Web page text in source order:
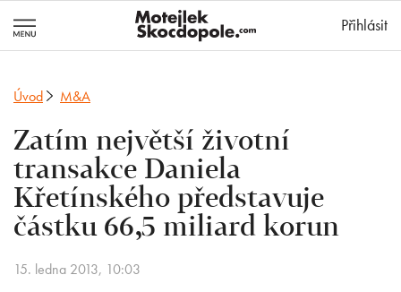
Přihlásit
Úvod M&A
Zatím největší životní
transakce Daniela
Křetínského představuje
částku 66,5 miliard korun
15. ledna 2013, 10:03